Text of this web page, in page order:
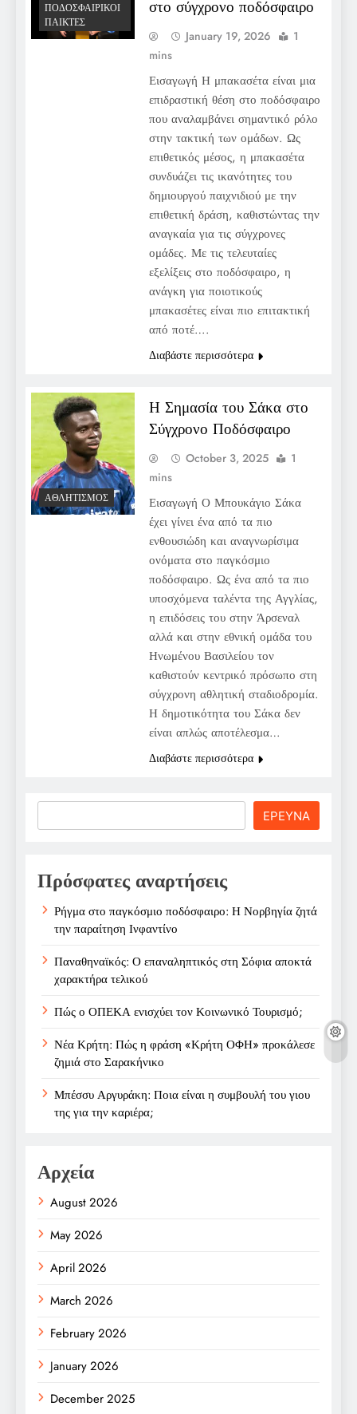
ΠΟΔΟΣΦΑΙΡΙΚΟΊ
ΠΑΊΚΤΕΣ
στο σύγχρονο ποδόσφαιρο
January 19, 2026
1
mins
Εισαγωγή Η μπακασέτα είναι μια
επιδραστική θέση στο ποδόσφαιρο
που αναλαμβάνει σημαντικό ρόλο
στην τακτική των ομάδων. Ως
επιθετικός μέσος, η μπακασέτα
συνδυάζει τις ικανότητες του
δημιουργού παιχνιδιού με την
επιθετική δράση, καθιστώντας την
αναγκαία για τις σύγχρονες
ομάδες. Με τις τελευταίες
εξελίξεις στο ποδόσφαιρο, η
ανάγκη για ποιοτικούς
μπακασέτες είναι πιο επιτακτική
από ποτέ….
Διαβάστε περισσότερα
ΑΘΛΗΤΙΣΜΌΣ
Η Σημασία του Σάκα στο
Σύγχρονο Ποδόσφαιρο
October 3, 2025
1
mins
Εισαγωγή Ο Μπουκάγιο Σάκα
έχει γίνει ένα από τα πιο
ενθουσιώδη και αναγνωρίσιμα
ονόματα στο παγκόσμιο
ποδόσφαιρο. Ως ένα από τα πιο
υποσχόμενα ταλέντα της Αγγλίας,
η επιδόσεις του στην Άρσεναλ
αλλά και στην εθνική ομάδα του
Ηνωμένου Βασιλείου τον
καθιστούν κεντρικό πρόσωπο στη
σύγχρονη αθλητική σταδιοδρομία.
Η δημοτικότητα του Σάκα δεν
είναι απλώς αποτέλεσμα…
Διαβάστε περισσότερα
ΕΡΕΥΝΑ
Πρόσφατες αναρτήσεις
Ρήγμα στο παγκόσμιο ποδόσφαιρο: Η Νορβηγία ζητά
την παραίτηση Ινφαντίνο
Παναθηναϊκός: Ο επαναληπτικός στη Σόφια αποκτά
χαρακτήρα τελικού
Πώς ο ΟΠΕΚΑ ενισχύει τον Κοινωνικό Τουρισμό;
Νέα Κρήτη: Πώς η φράση «Κρήτη ΟΦΗ» προκάλεσε
ζημιά στο Σαρακήνικο
Μπέσσυ Αργυράκη: Ποια είναι η συμβουλή του γιου
της για την καριέρα;
Αρχεία
August 2026
May 2026
April 2026
March 2026
February 2026
January 2026
December 2025